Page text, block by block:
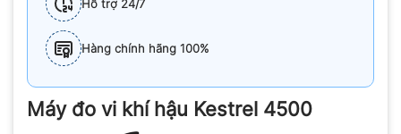
Hỗ trợ 24/7
Hàng chính hãng 100%
Máy đo vi khí hậu Kestrel 4500